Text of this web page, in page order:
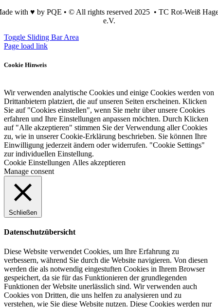
with ♥ by PQE • © All rights reserved 2025 • TC Rot-Weiß
e.V.
Toggle Sliding Bar Area
Page load link
Cookie Hinweis
Wir verwenden analytische Cookies und einige Cookies werden von
Drittanbietern platziert, die auf unseren Seiten erscheinen. Klicken
Sie auf "Cookies einstellen", wenn Sie mehr über unsere Cookies
erfahren und Ihre Einstellungen anpassen möchten. Durch Klicken
auf "Alle akzeptieren" stimmen Sie der Verwendung aller Cookies
zu, wie in unserer Cookie-Erklärung beschrieben. Sie können Ihre
Einwilligung jederzeit ändern oder widerrufen. "Cookie Settings"
zur individuellen Einstellung.
Cookie Einstellungen Alles akzeptieren
Manage consent
Schließen
Datenschutzübersicht
Diese Website verwendet Cookies, um Ihre Erfahrung zu
verbessern, während Sie durch die Website navigieren. Von diesen
werden die als notwendig eingestuften Cookies in Ihrem Browser
gespeichert, da sie für das Funktionieren der grundlegenden
Funktionen der Website unerlässlich sind. Wir verwenden auch
Cookies von Dritten, die uns helfen zu analysieren und zu
verstehen, wie Sie diese Website nutzen. Diese Cookies werden nur